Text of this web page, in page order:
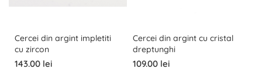
Cercei din argint impletiti
cu zircon
143.00 lei
Cercei din argint cu cristal
dreptunghi
109.00 lei